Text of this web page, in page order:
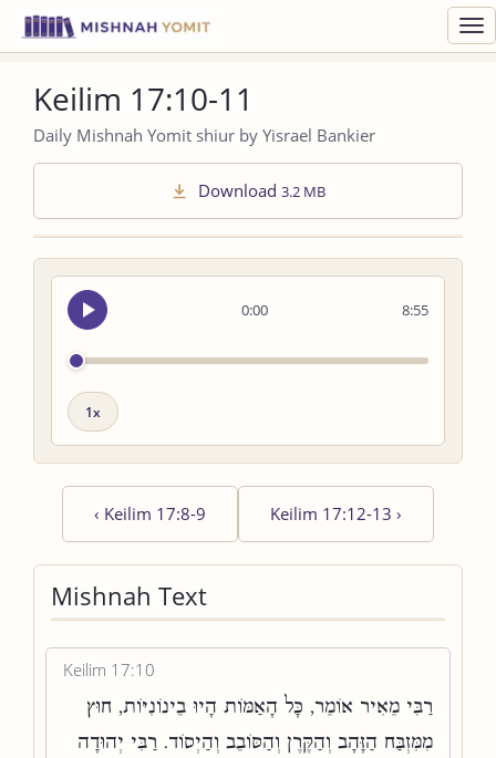
Keilim 17:10-11
Daily Mishnah Yomit shiur by Yisrael Bankier
Download 3.2 MB
0:00
Seek
audio
8:55
Playback
‹ Keilim 17:8-9 Keilim 17:12-13 ›
Mishnah Text
Keilim 17:10
רַבִּי מֵאִיר אוֹמֵר, כָּל הָאַמּוֹת הָיוּ בֵינוֹנִיּוֹת, חוּץ
מִמִּזְבַּח הַזָּהָב וְהַקֶּרֶן וְהַסּוֹבֵב וְהַיְסוֹד. רַבִּי יְהוּדָה